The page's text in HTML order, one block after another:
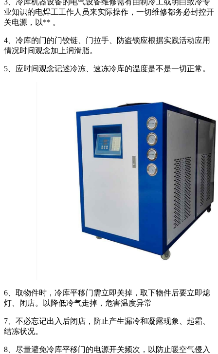
业知识的电焊工工作人员来实际操作，一切维修都务必封控开
关电源，以** 。
4、冷库的门的门铰链、门拉手、防盗锁应根据实践活动应用
情况时间观念加上润滑脂。
5、应时间观念记述冷冻、速冻冷库的温度是不是一切正常。
6、取物件时，冷库平移门需立即关掉，取下物件后要立即熄
灯、闭店。以降低冷气走掉，危害温度异常
7、不必忘记出入后闭店，防止产生漏冷和凝露现象、起霜、
结冻状况。
8、尽量避免冷库平移门的电源开关频次，以防止暖空气侵入